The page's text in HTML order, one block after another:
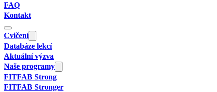
FAQ
Kontakt
Cvičení
Databáze lekcí
Aktuální výzva
Naše programy
FITFAB Strong
FITFAB Stronger